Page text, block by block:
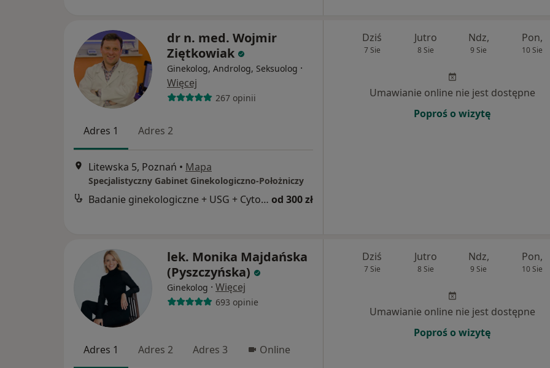
dr n. med. Wojmir
Ziętkowiak
Ginekolog, Androlog, Seksuolog ·
Więcej
267 opinii
Adres 1 Adres 2
Litewska 5, Poznań • Mapa
Specjalistyczny Gabinet Ginekologiczno-Położniczy
Badanie ginekologiczne + USG + Cytologia od 300 zł
Dziś
7 Sie
Jutro
8 Sie
Ndz,
9 Sie
Pon,
10 Sie
Umawianie online nie jest dostępne
Poproś o wizytę
lek. Monika Majdańska
(Pyszczyńska)
Ginekolog · Więcej
693 opinie
Adres 1 Adres 2 Adres 3 Online
Dziś
7 Sie
Jutro
8 Sie
Ndz,
9 Sie
Pon,
10 Sie
Umawianie online nie jest dostępne
Poproś o wizytę